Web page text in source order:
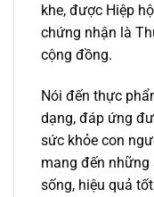
khe, được Hiệp
chứng nhận là
cộng đồng.
Nói đến thực
dạng, đáp ứng
sức khỏe con
mang đến những
sống, hiệu quả